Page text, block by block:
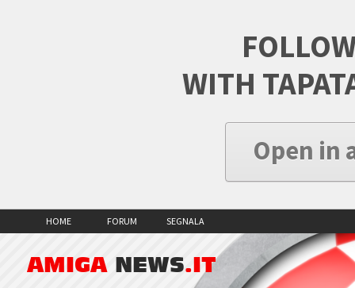
WITH
Open in
HOME FORUM SEGNALA
AMIGA NEWS.IT